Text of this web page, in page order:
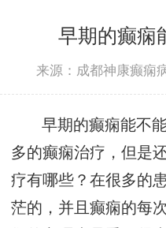
早期的癫痫
来源：成都神康癫痫
早期的癫痫能不
多的癫痫治疗，但是
疗有哪些？在很多的
茫的，并且癫痫的每